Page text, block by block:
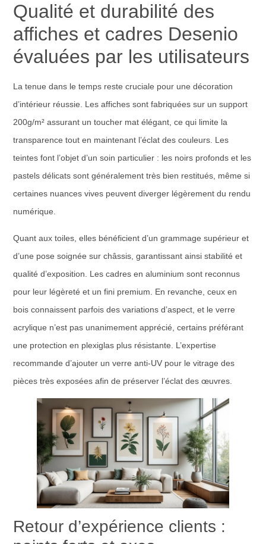
Qualité et durabilité des
affiches et cadres Desenio
évaluées par les utilisateurs
La tenue dans le temps reste cruciale pour une décoration
d’intérieur réussie. Les affiches sont fabriquées sur un support
200g/m² assurant un toucher mat élégant, ce qui limite la
transparence tout en maintenant l’éclat des couleurs. Les
teintes font l’objet d’un soin particulier : les noirs profonds et les
pastels délicats sont généralement très bien restitués, même si
certaines nuances vives peuvent diverger légèrement du rendu
numérique.
Quant aux toiles, elles bénéficient d’un grammage supérieur et
d’une pose soignée sur châssis, garantissant ainsi stabilité et
qualité d’exposition. Les cadres en aluminium sont reconnus
pour leur légèreté et un fini premium. En revanche, ceux en
bois connaissent parfois des variations d’aspect, et le verre
acrylique n’est pas unanimement apprécié, certains préférant
une protection en plexiglas plus résistante. L’expertise
recommande d’ajouter un verre anti-UV pour le vitrage des
pièces très exposées afin de préserver l’éclat des œuvres.
Retour d’expérience clients :